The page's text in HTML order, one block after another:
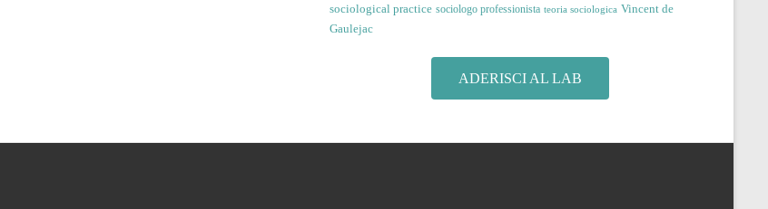
sociological practice sociologo professionista teoria sociologica Vincent de
Gaulejac
ADERISCI AL LAB